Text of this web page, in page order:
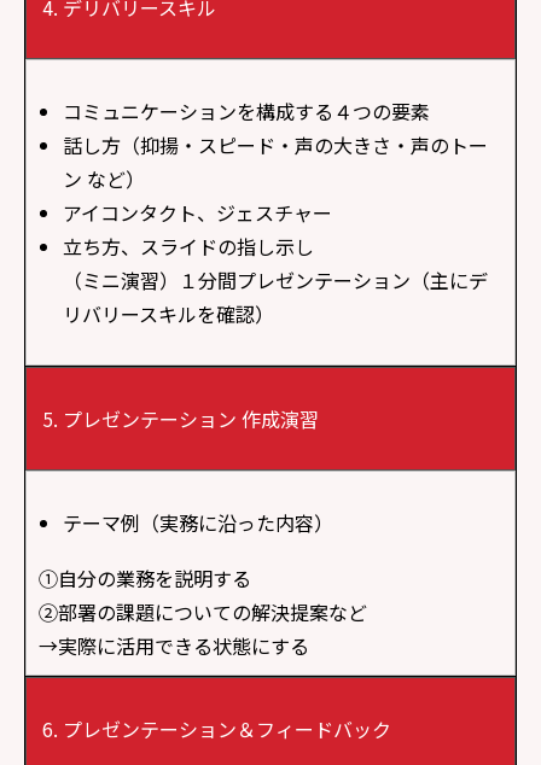
デリバリースキル
コミュニケーションを構成する４つの要素
話し方（抑揚・スピード・声の大きさ・声のトー
ン など）
アイコンタクト、ジェスチャー
立ち方、スライドの指し示し
（ミニ演習）１分間プレゼンテーション（主にデ
リバリースキルを確認）
プレゼンテーション 作成演習
テーマ例（実務に沿った内容）
①自分の業務を説明する
②部署の課題についての解決提案など
→実際に活用できる状態にする
プレゼンテーション＆フィードバック